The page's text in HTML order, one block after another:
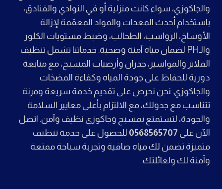
والجاكوزي، سواء كانت منزلية أو في النوادي والفنادق،
باستخدام أحدث المعدات والمواد المعقمة لإزالة
الأوساخ، الرواسب، الطحالب، وضبط مستويات الكلور
والـPH لضمان مياه آمنة وصحية. خدماتنا تشمل تنظيف
الفلاتر والمواسير، جدران وأرضيات المسبح، مع متابعة
دورية للحفاظ على جودة المياه وكفاءة المضخات
والجاكوزي. نحن نحرص على تقديم خدمة سريعة ومرنة
تتناسب مع جدولك، مع الالتزام بأعلى معايير السلامة
والجودة، لتستمتع بمسبح وجاكوزي نظيف وآمن. اتصل
الآن على 0568565707 للحصول على خدمة تنظيف
متميزة تضمن لك مياه صافية وتجربة سباحة ممتعة
وآمنة لك ولعائلتك.